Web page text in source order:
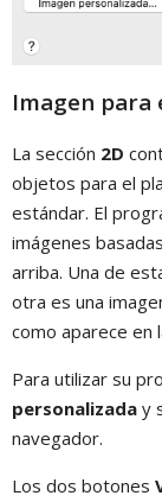
Imagen para
La sección 2D
objetos para el
estándar. El
imágenes
arriba. Una de
otra es una
como aparece en
Para utilizar su
personalizada y
navegador.
Los dos botones